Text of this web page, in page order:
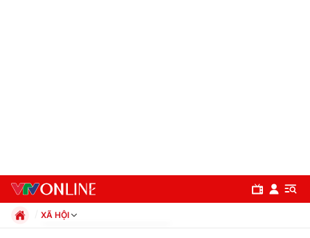
XÃ HỘI